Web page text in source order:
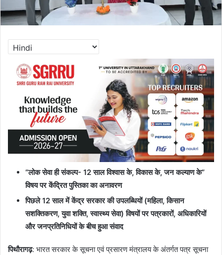
“लोक सेवा ही संकल्प- 12 साल विश्वास के, विकास के, जन कल्याण के”
विषय पर केंद्रित पुस्तिका का अनावरण
पिछले 12 साल में केंद्र सरकार की उपलब्धियों (महिला, किसान
सशक्तिकरण, युवा शक्ति, स्वास्थ्य सेवा) विषयों पर पत्रकारों, अधिकारियों
और जनप्रतिनिधियों के बीच हुआ संवाद
पिथौरागढ़: भारत सरकार के सूचना एवं प्रसारण मंत्रालय के अंतर्गत पत्र सूचना